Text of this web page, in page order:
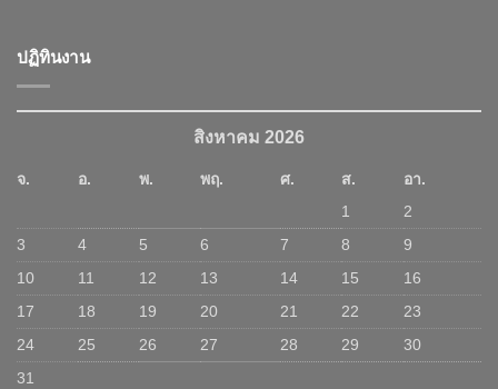
ปฏิทินงาน
สิงหาคม 2026
จ. อ. พ. พฤ. ศ. ส.
อา.
1
2
3
4 5 6 7 8
9
10
11 12 13 14 15
16
17
18 19 20 21 22
23
24
25 26 27 28 29
30
31